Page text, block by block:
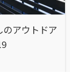
のアウトドア